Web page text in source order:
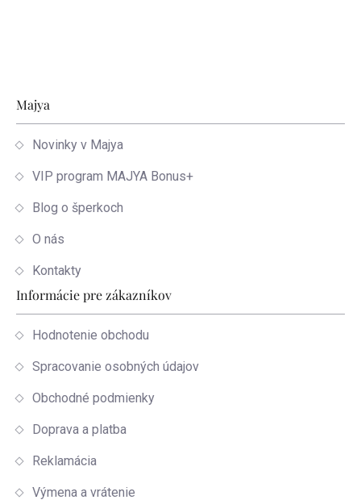
Zápätie
Majya
Novinky v Majya
VIP program MAJYA Bonus+
Blog o šperkoch
O nás
Kontakty
Informácie pre zákazníkov
Hodnotenie obchodu
Spracovanie osobných údajov
Obchodné podmienky
Doprava a platba
Reklamácia
Výmena a vrátenie